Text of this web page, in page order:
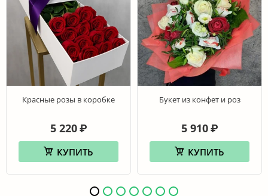
Красные розы в коробке
5 220 ₽
КУПИТЬ
Букет из конфет и роз
5 910 ₽
КУПИТЬ